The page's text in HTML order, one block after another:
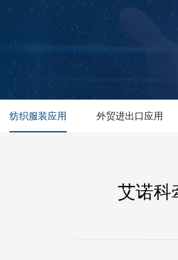
纺织服装应用 外贸进出口应用
艾诺科